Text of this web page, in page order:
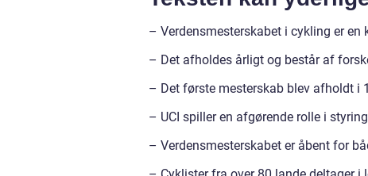
– Verdensmesterskabet i cykling er
– Det afholdes årligt og består af
– Det første mesterskab blev afholdt i
– UCI spiller en afgørende rolle i
– Verdensmesterskabet er åbent for